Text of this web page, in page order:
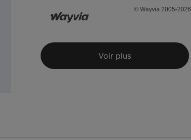
© Wayvia 2005-2026
Voir plus